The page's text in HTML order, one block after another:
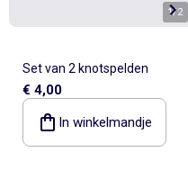
1/2
Set van 2 knotspelden
€ 4,00
In winkelmandje